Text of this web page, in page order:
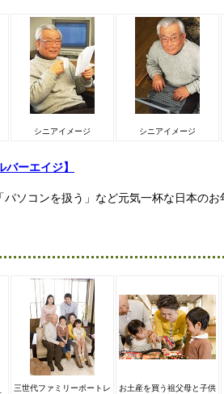
シニアイメージ シニアイメージ
ーエイジ】
ソコンを扱う」など元気一杯な日本のお
三世代ファミリーポートレ
お土産を買う祖父母と子供